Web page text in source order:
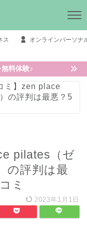
ス オンラインパーソナ
料体験♪
ミ】zen place
の評判は最悪？5
pilates（ゼ
の評判は最
ミ
2023年1月1日